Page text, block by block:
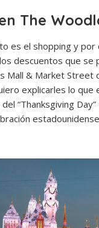
The
es el shopping y por
descuentos que se
Mall & Market Street
explicarles lo que
“Thanksgiving